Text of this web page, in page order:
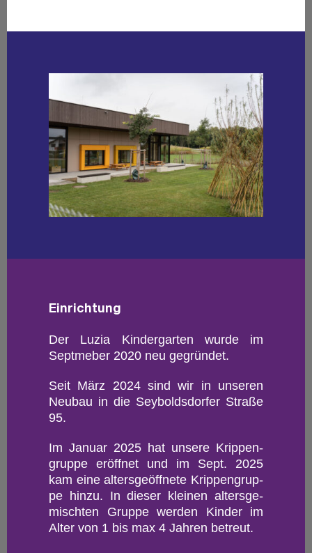
Ein­rich­tung
Der Luzia Kin­der­gar­ten wurde im
Sept­me­ber 2020 neu ge­grün­det.
Seit März 2024 sind wir in un­se­ren
Neu­bau in die Sey­bolds­dor­fer Stra­ße
95.
Im Ja­nu­ar 2025 hat un­se­re Krip­pen­
grup­pe er­öff­net und im Sept. 2025
kam eine al­ters­ge­öff­ne­te Krip­pen­grup­
pe hinzu. In die­ser klei­nen al­ters­ge­
misch­ten Grup­pe wer­den Kin­der im
Alter von 1 bis max 4 Jah­ren be­treut.